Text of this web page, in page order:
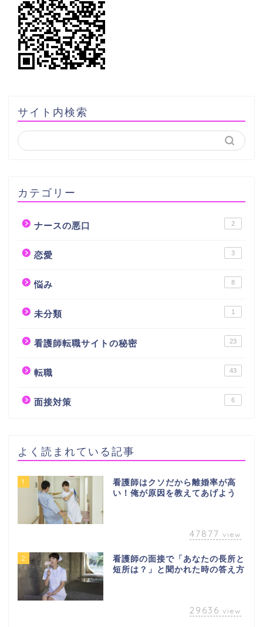
サイト内検索
カテゴリー
ナースの悪口 2
恋愛 3
悩み 8
未分類 1
看護師転職サイトの秘密 23
転職 43
面接対策 6
よく読まれている記事
1
看護師はクソだから離婚率が高
い！俺が原因を教えてあげよう
47877 view
2
看護師の面接で「あなたの長所と
短所は？」と聞かれた時の答え方
29636 view